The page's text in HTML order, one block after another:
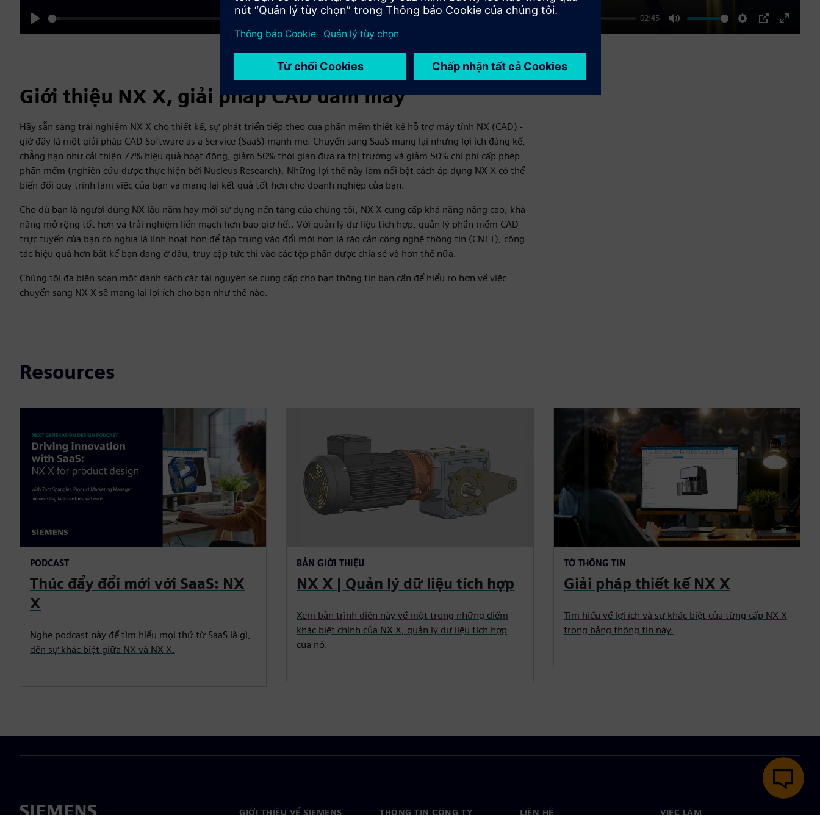
Play
02:45
Mute Settings
PIP
Enter
Giới thiệu NX X, giải pháp CAD đám mây
Hãy sẵn sàng trải nghiệm NX X cho thiết kế, sự phát triển tiếp theo của phần mềm thiết kế hỗ trợ máy tính NX (CAD) -
giờ đây là một giải pháp CAD Software as a Service (SaaS) mạnh mẽ. Chuyển sang SaaS mang lại những lợi ích đáng kể,
chẳng hạn như cải thiện 77% hiệu quả hoạt động, giảm 50% thời gian đưa ra thị trường và giảm 50% chi phí cấp phép
phần mềm (nghiên cứu được thực hiện bởi Nucleus Research). Những lợi thế này làm nổi bật cách áp dụng NX X có thể
biến đổi quy trình làm việc của bạn và mang lại kết quả tốt hơn cho doanh nghiệp của bạn.
Cho dù bạn là người dùng NX lâu năm hay mới sử dụng nền tảng của chúng tôi, NX X cung cấp khả năng nâng cao, khả
năng mở rộng tốt hơn và trải nghiệm liền mạch hơn bao giờ hết. Với quản lý dữ liệu tích hợp, quản lý phần mềm CAD
trực tuyến của bạn có nghĩa là linh hoạt hơn để tập trung vào đổi mới hơn là rào cản công nghệ thông tin (CNTT), cộng
tác hiệu quả hơn bất kể bạn đang ở đâu, truy cập tức thì vào các tệp phần được chia sẻ và hơn thế nữa.
Chúng tôi đã biên soạn một danh sách các tài nguyên sẽ cung cấp cho bạn thông tin bạn cần để hiểu rõ hơn về việc
chuyển sang NX X sẽ mang lại lợi ích cho bạn như thế nào.
Resources
PODCAST
Thúc đẩy đổi mới với SaaS: NX
X
Nghe podcast này để tìm hiểu mọi thứ từ SaaS là gì,
đến sự khác biệt giữa NX và NX X.
BẢN GIỚI THIỆU
NX X | Quản lý dữ liệu tích hợp
Xem bản trình diễn này về một trong những điểm
khác biệt chính của NX X, quản lý dữ liệu tích hợp
của nó.
TỜ THÔNG TIN
Giải pháp thiết kế NX X
Tìm hiểu về lợi ích và sự khác biệt của từng cấp NX X
trong bảng thông tin này.
GIỚI THIỆU VỀ SIEMENS THÔNG TIN CÔNG TY LIÊN HỆ VIỆC LÀM